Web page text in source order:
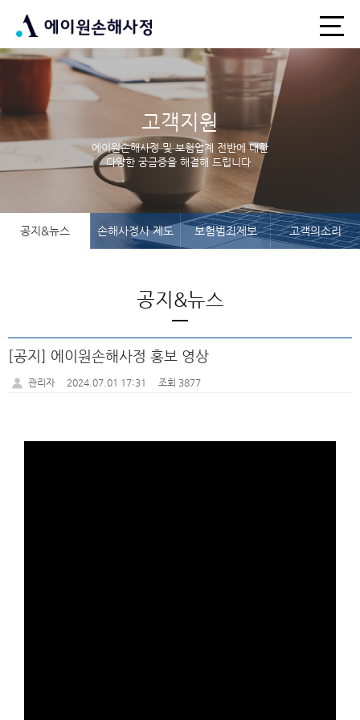
고객지원
에이원손해사정 및 보험업계 전반에 대한
다양한 궁금증을 해결해 드립니다.
공지&뉴스 손해사정사 제도 보험범죄제보 고객의소리
공지&뉴스
[공지] 에이원손해사정 홍보 영상
관리자 2024.07.01 17:31 조회 3877